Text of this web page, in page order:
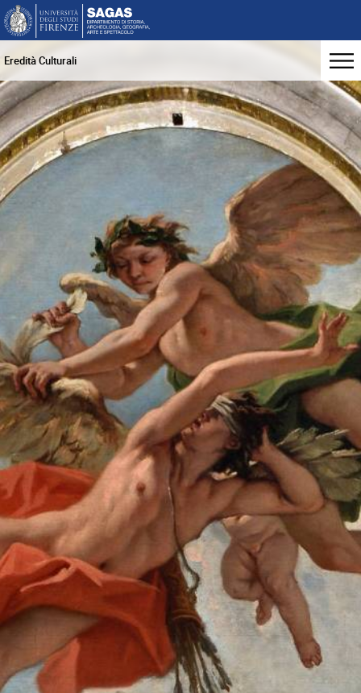
Eredità Culturali